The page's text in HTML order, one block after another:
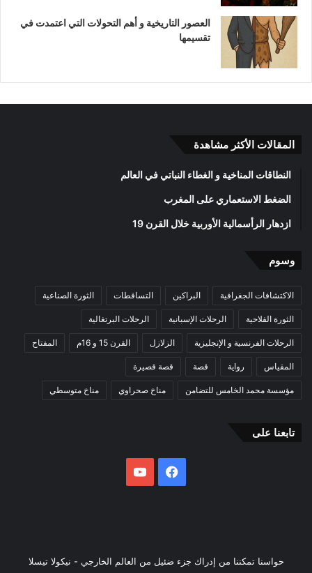
العصور التاريخية و أهم التحولات التي اعتمدت في
تقسيمها
المقالات الأكثر مشاهدة
النطاقات المناخية و الغطاء النباتي في العالم
الضغط الاستعماري على المغرب
ازدهار الرأسمالية الأوربية خلال القرن 19
وسوم
الاكتشافات الجغرافية البراكين التساقطات الثورة الصناعية
الثورة الفلاحية الرحلات الإسبانية الرحلات البرتغالية
الرحلات الفرنسية و الإنجليزية الزلازل القرن 15 و 16م المفتاح
المقياس رواية قصة قصة قصيرة
مؤسسة محمد الخامس للتضامن مناخ صحراوي مناخ متوسطي
تابعنا على
فيسبوك
حواسنا تمكننا من إدراك جزء ضئيل من العالم الخارجي - نيكولا تيسلا